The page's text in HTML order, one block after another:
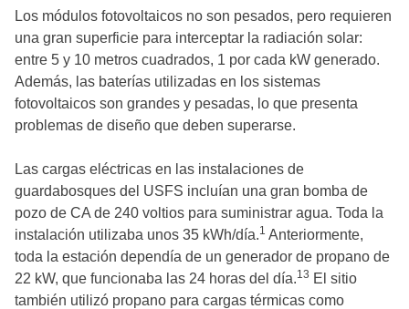
Los módulos fotovoltaicos no son pesados, pero requieren
una gran superficie para interceptar la radiación solar:
entre 5 y 10 metros cuadrados, 1 por cada kW generado.
Además, las baterías utilizadas en los sistemas
fotovoltaicos son grandes y pesadas, lo que presenta
problemas de diseño que deben superarse.
Las cargas eléctricas en las instalaciones de
guardabosques del USFS incluían una gran bomba de
pozo de CA de 240 voltios para suministrar agua. Toda la
instalación utilizaba unos 35 kWh/día.1 Anteriormente,
toda la estación dependía de un generador de propano de
22 kW, que funcionaba las 24 horas del día.13 El sitio
también utilizó propano para cargas térmicas como